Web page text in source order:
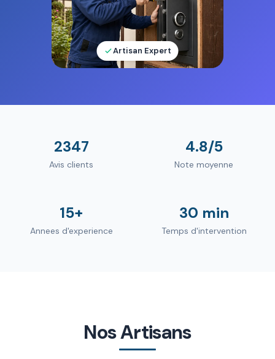
Artisan Expert
2347
Avis clients
4.8/5
Note moyenne
15+
Annees d'experience
30 min
Temps d'intervention
Nos Artisans